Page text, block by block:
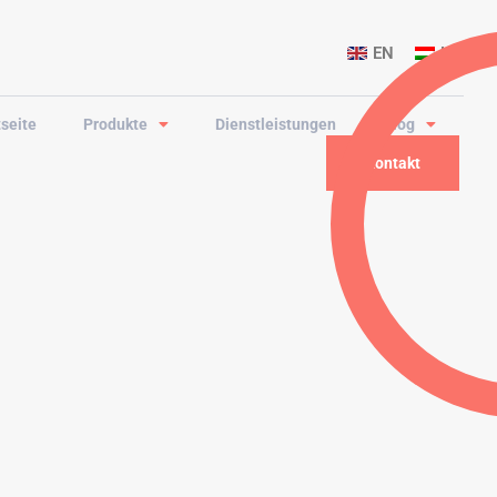
EN HU
Produkte Dienstleistungen Blog
Kontakt